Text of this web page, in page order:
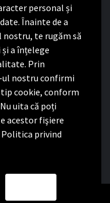
personal și
Înainte de a
te rugăm să
a înțelege
Prin
ul nostru confirmi
cookie, conform
uita că poți
acestor fişiere
privind
Regulamentului